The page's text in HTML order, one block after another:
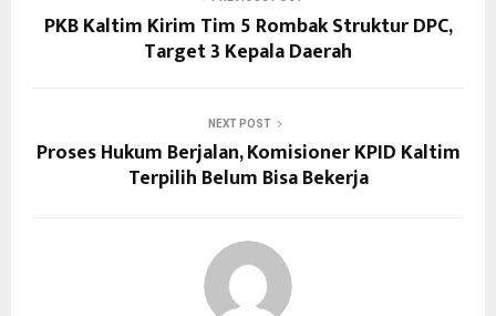
PKB Kaltim Kirim Tim 5 Rombak Struktur DPC,
Target 3 Kepala Daerah
NEXT POST
Proses Hukum Berjalan, Komisioner KPID Kaltim
Terpilih Belum Bisa Bekerja